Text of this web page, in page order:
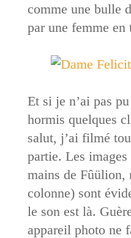
comme une bulle
par une femme
Et si je n’ai pas
hormis quelques
salut, j’ai filmé
partie. Les
mains de Fûülion,
colonne) sont
le son est là.
appareil photo ne